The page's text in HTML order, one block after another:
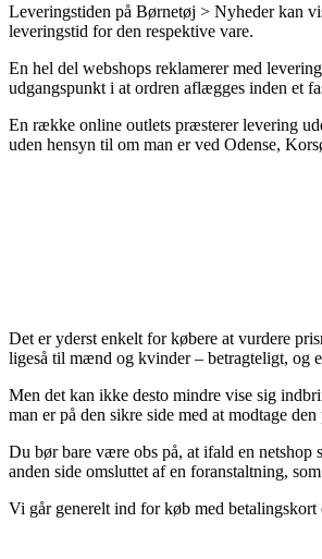
Leveringstiden på Børnetøj > Nyheder kan
leveringstid for den respektive vare.
En hel del webshops reklamerer med
udgangspunkt i at ordren aflægges inden et
En række online outlets præsterer levering
uden hensyn til om man er ved Odense,
Det er yderst enkelt for købere at vurdere
ligeså til mænd og kvinder – betragteligt, og
Men det kan ikke desto mindre vise sig
man er på den sikre side med at modtage
Du bør bare være obs på, at ifald en netshop
anden side omsluttet af en foranstaltning,
Vi går generelt ind for køb med